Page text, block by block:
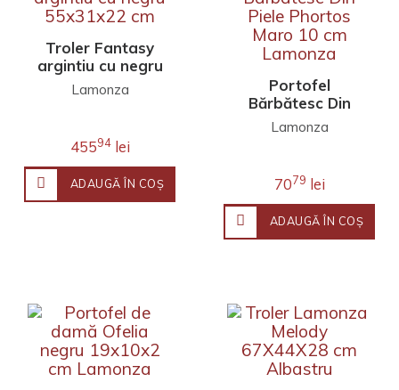
Troler Fantasy
argintiu cu negru
55x31x22 cm
Lamonza
45594lei
ADAUGĂ ÎN COŞ
Portofel
Bărbătesc Din
Piele Phortos
Lamonza
7079 lei
ADAUGĂ ÎN COŞ